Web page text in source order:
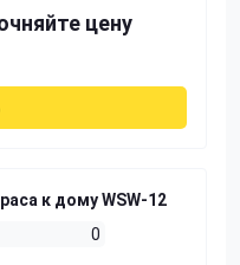
цену
к дому WSW-12
0